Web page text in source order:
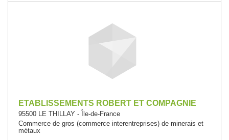
ETABLISSEMENTS ROBERT ET COMPAGNIE
95500 LE THILLAY - Île-de-France
Commerce de gros (commerce interentreprises) de minerais et
métaux